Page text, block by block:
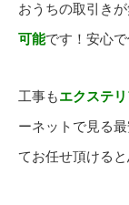
おうちの取引き
可能です！安心
工事もエクステ
ーネットで見る
てお任せ頂けると